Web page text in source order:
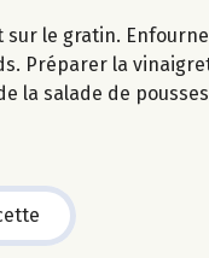
sur le gratin.
Préparer la
la salade de